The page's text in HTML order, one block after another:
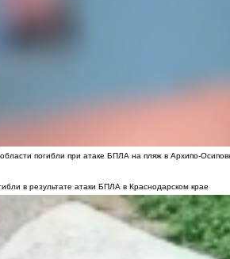
погибли при атаке БПЛА на пляж в Архипо-
в результате атаки БПЛА в Краснодарском крае